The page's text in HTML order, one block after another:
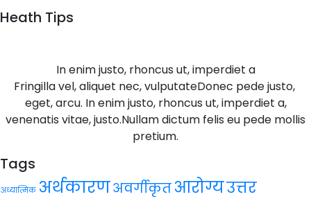
Heath Tips
In enim justo, rhoncus ut, imperdiet a
Fringilla vel, aliquet nec, vulputateDonec pede justo,
eget, arcu. In enim justo, rhoncus ut, imperdiet a,
venenatis vitae, justo.Nullam dictum felis eu pede mollis
pretium.
Tags
अध्यात्मिक अर्थकारणअवर्गीकृतआरोग्यउत्तर